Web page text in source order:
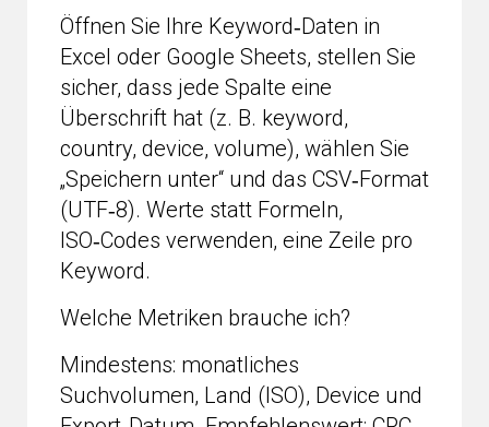
Öffnen Sie Ihre Keyword‑Daten in
Excel oder Google Sheets, stellen Sie
sicher, dass jede Spalte eine
Überschrift hat (z. B. keyword,
country, device, volume), wählen Sie
„Speichern unter“ und das CSV‑Format
(UTF‑8). Werte statt Formeln,
ISO‑Codes verwenden, eine Zeile pro
Keyword.
Welche Metriken brauche ich?
Mindestens: monatliches
Suchvolumen, Land (ISO), Device und